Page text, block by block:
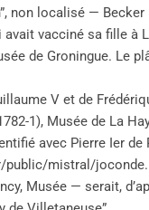
non localisé —
avait vacciné sa fille
de Groningue. Le
V et de
1), Musée de La
avec Pierre Ier
public/mistral/joconde.
Musée — serait,